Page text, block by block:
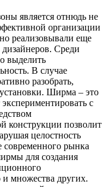
является отнюдь не
организации
реализовывали еще
Среди
выделить
В случае
разобрать,
Ширма – это
с
конструкции позволит
целостность
рынка
для создания
и множества других.